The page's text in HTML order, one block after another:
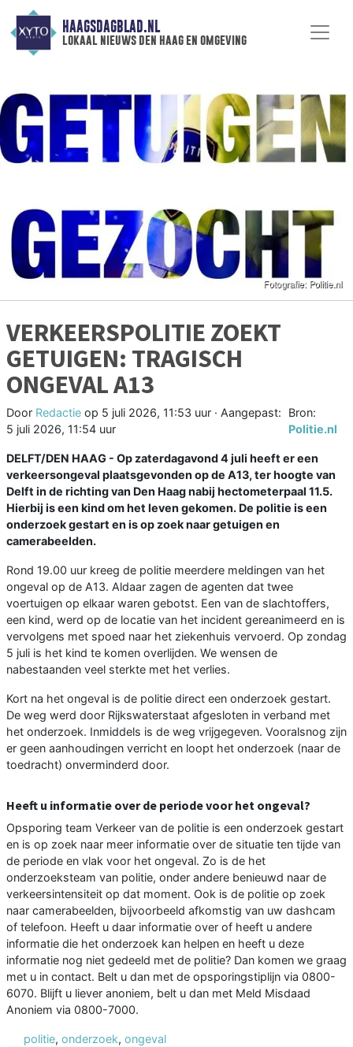
HAAGSDAGBLAD.NL
lokaal nieuws den haag en omgeving
VERKEERSPOLITIE ZOEKT
GETUIGEN: TRAGISCH
ONGEVAL A13
Door Redactie op 5 juli 2026, 11:53 uur · Aangepast:
5 juli 2026, 11:54 uur
Bron:
Politie.nl
DELFT/DEN HAAG - Op zaterdagavond 4 juli heeft er een
verkeersongeval plaatsgevonden op de A13, ter hoogte van
Delft in de richting van Den Haag nabij hectometerpaal 11.5.
Hierbij is een kind om het leven gekomen. De politie is een
onderzoek gestart en is op zoek naar getuigen en
camerabeelden.
Rond 19.00 uur kreeg de politie meerdere meldingen van het
ongeval op de A13. Aldaar zagen de agenten dat twee
voertuigen op elkaar waren gebotst. Een van de slachtoffers,
een kind, werd op de locatie van het incident gereanimeerd en is
vervolgens met spoed naar het ziekenhuis vervoerd. Op zondag
5 juli is het kind te komen overlijden. We wensen de
nabestaanden veel sterkte met het verlies.
Kort na het ongeval is de politie direct een onderzoek gestart.
De weg werd door Rijkswaterstaat afgesloten in verband met
het onderzoek. Inmiddels is de weg vrijgegeven. Vooralsnog zijn
er geen aanhoudingen verricht en loopt het onderzoek (naar de
toedracht) onverminderd door.
Heeft u informatie over de periode voor het ongeval?
Opsporing team Verkeer van de politie is een onderzoek gestart
en is op zoek naar meer informatie over de situatie ten tijde van
de periode en vlak voor het ongeval. Zo is de het
onderzoeksteam van politie, onder andere benieuwd naar de
verkeersintensiteit op dat moment. Ook is de politie op zoek
naar camerabeelden, bijvoorbeeld afkomstig van uw dashcam
of telefoon. Heeft u daar informatie over of heeft u andere
informatie die het onderzoek kan helpen en heeft u deze
informatie nog niet gedeeld met de politie? Dan komen we graag
met u in contact. Belt u dan met de opsporingstiplijn via 0800-
6070. Blijft u liever anoniem, belt u dan met Meld Misdaad
Anoniem via 0800-7000.
politie, onderzoek, ongeval